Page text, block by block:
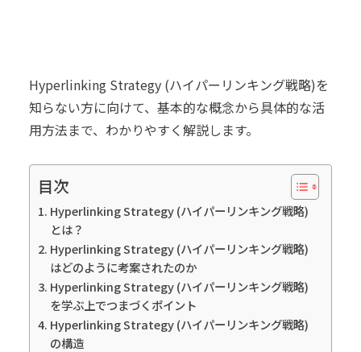
Hyperlinking Strategy (ハイパーリンキング戦略)を
知らない方に向けて、基本的な概念から具体的な活
用方法まで、わかりやすく解説します。
目次
Hyperlinking Strategy (ハイパーリンキング戦略)
とは？
Hyperlinking Strategy (ハイパーリンキング戦略)
はどのように考案されたのか
Hyperlinking Strategy (ハイパーリンキング戦略)
を学ぶ上でつまづくポイント
Hyperlinking Strategy (ハイパーリンキング戦略)
の構造